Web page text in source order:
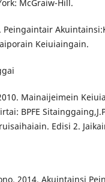
McGraiw-Hill.
Peingaintair
Keiuiaingain.
Mainaijeimein
BPFE
Edisi 2.
2014. Akuintainsi